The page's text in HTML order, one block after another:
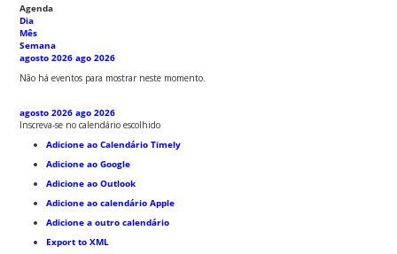
Agenda
Dia
Mês
Semana
agosto 2026 ago 2026
Não há eventos para mostrar neste momento.
agosto 2026 ago 2026
Inscreva-se no calendário escolhido
Adicione ao Calendário Timely
Adicione ao Google
Adicione ao Outlook
Adicione ao calendário Apple
Adicione a outro calendário
Export to XML